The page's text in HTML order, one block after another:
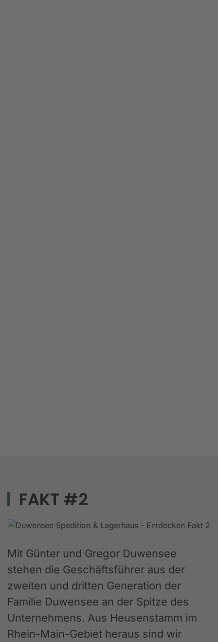
FAKT #2
Mit Günter und Gregor Duwensee
stehen die Geschäftsführer aus der
zweiten und dritten Generation der
Familie Duwensee an der Spitze des
Unternehmens. Aus Heusenstamm im
Rhein-Main-Gebiet heraus sind wir